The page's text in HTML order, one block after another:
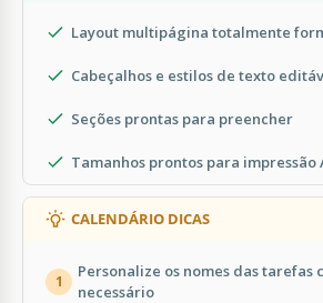
Layout multipágina totalmente
Cabeçalhos e estilos de texto
Seções prontas para preencher
Tamanhos prontos para impressão
CALENDÁRIO DICAS
1
Personalize os nomes das tarefas
necessário